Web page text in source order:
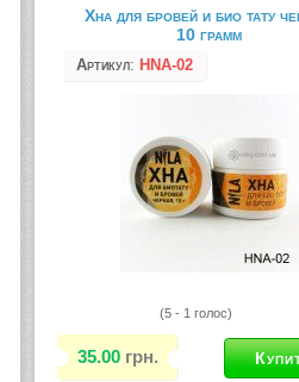
Хна для бровей и био тату
10 грамм
Артикул: HNA-02
(5 - 1 голос)
35.00 грн.